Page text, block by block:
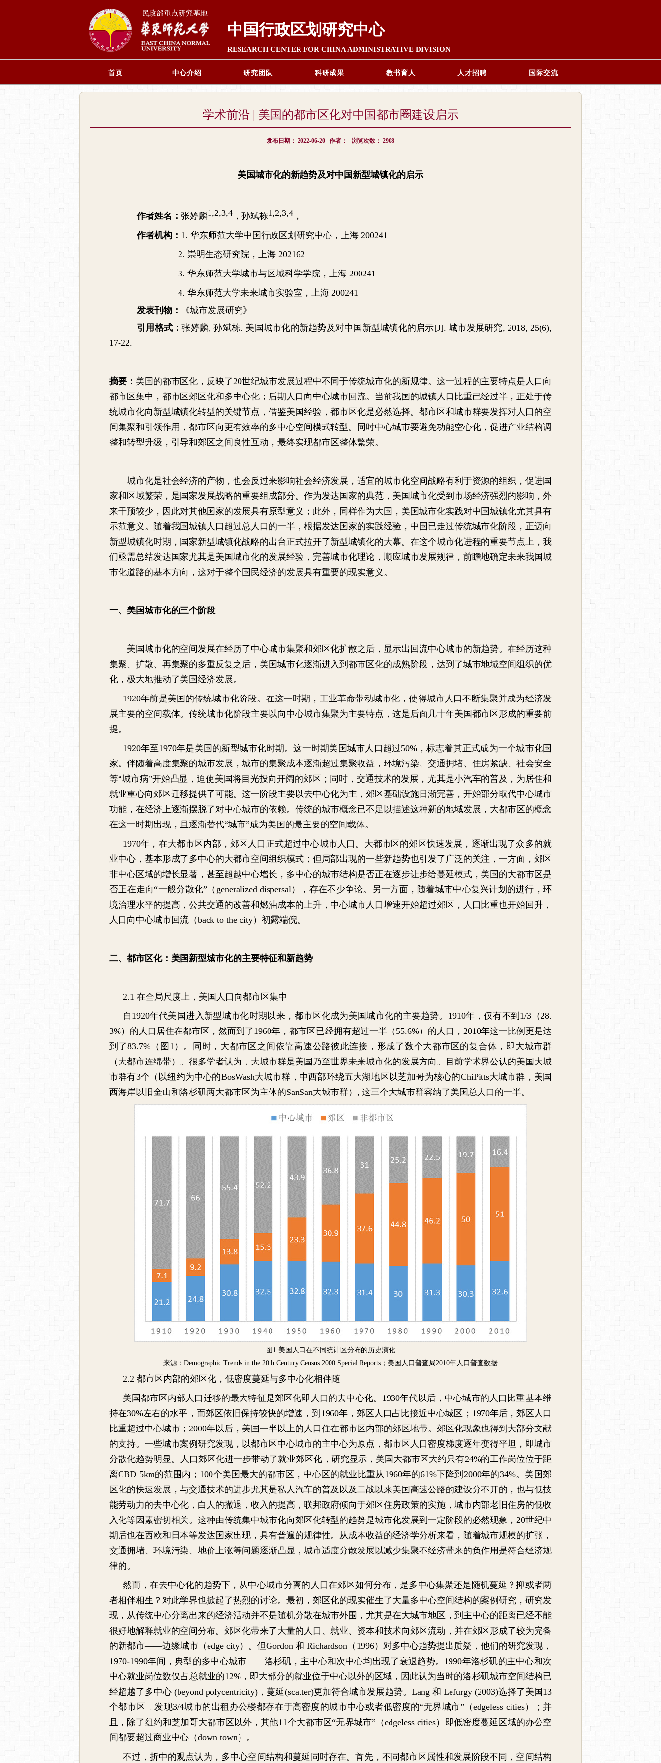
中国行政区划研究中心
RESEARCH CENTER FOR CHINA ADMINISTRATIVE DIVISION
首页 中心介绍 研究团队 科研成果 教书育人 人才招聘 国际交流
学术前沿 | 美国的都市区化对中国都市圈建设启示
发布日期： 2022-06-20 作者： 浏览次数： 2908
美国城市化的新趋势及对中国新型城镇化的启示
作者姓名： 张婷麟1,2,3,4 ， 孙斌栋1,2,3,4 ，
作者机构： 1. 华东师范大学中国行政区划研究中心，上海 200241
2. 崇明生态研究院，上海 202162
3. 华东师范大学城市与区域科学学院，上海 200241
4. 华东师范大学未来城市实验室，上海 200241
发表刊物：
《城市发展研究》
引用格式：张婷麟,孙斌栋. 美国城市化的新趋势及对中国新型城镇化的启示[J].城市发展研究, 2018, 25(6),
17-22.
摘要： 美国的都市区化，反映了20世纪城市发展过程中不同于传统城市化的新规律。这一过程的主要特点是人口向
都市区集中，都市区郊区化和多中心化；后期人口向中心城市回流。当前我国的城镇人口比重已经过半，正处于传
统城市化向新型城镇化转型的关键节点，借鉴美国经验，都市区化是必然选择。都市区和城市群要发挥对人口的空
间集聚和引领作用，都市区向更有效率的多中心空间模式转型。同时中心城市要避免功能空心化，促进产业结构调
整和转型升级，引导和郊区之间良性互动，最终实现都市区整体繁荣。
城市化是社会经济的产物，也会反过来影响社会经济发展，适宜的城市化空间战略有利于资源的组织，促进国
家和区域繁荣，是国家发展战略的重要组成部分。作为发达国家的典范，美国城市化受到市场经济强烈的影响，外
来干预较少，因此对其他国家的发展具有原型意义；此外，同样作为大国，美国城市化实践对中国城镇化尤其具有
示范意义。随着我国城镇人口超过总人口的一半，根据发达国家的实践经验，中国已走过传统城市化阶段，正迈向
新型城镇化时期，国家新型城镇化战略的出台正式拉开了新型城镇化的大幕。在这个城市化进程的重要节点上，我
们亟需总结发达国家尤其是美国城市化的发展经验，完善城市化理论，顺应城市发展规律，前瞻地确定未来我国城
市化道路的基本方向，这对于整个国民经济的发展具有重要的现实意义。
一、美国城市化的三个阶段
美国城市化的空间发展在经历了中心城市集聚和郊区化扩散之后，显示出回流中心城市的新趋势。在经历这种
集聚、扩散、再集聚的多重反复之后，美国城市化逐渐进入到都市区化的成熟阶段，达到了城市地域空间组织的优
化，极大地推动了美国经济发展。
1920年前是美国的传统城市化阶段。在这一时期，工业革命带动城市化，使得城市人口不断集聚并成为经济发
展主要的空间载体。传统城市化阶段主要以向中心城市集聚为主要特点，这是后面几十年美国都市区形成的重要前
提。
1920年至1970年是美国的新型城市化时期。这一时期美国城市人口超过50% ，标志着其正式成为一个城市化国
家。伴随着高度集聚的城市发展，城市的集聚成本逐渐超过集聚收益，环境污染、交通拥堵、住房紧缺、社会安全
等“城市病”开始凸显，迫使美国将目光投向开阔的郊区；同时，交通技术的发展，尤其是小汽车的普及，为居住和
就业重心向郊区迁移提供了可能。这一阶段主要以去中心化为主，郊区基础设施日渐完善，开始部分取代中心城市
功能，在经济上逐渐摆脱了对中心城市的依赖。传统的城市概念已不足以描述这种新的地域发展，大都市区的概念
在这一时期出现，且逐渐替代“城市”成为美国的最主要的空间载体。
1970年，在大都市区内部，郊区人口正式超过中心城市人口。大都市区的郊区快速发展，逐渐出现了众多的就
业中心，基本形成了多中心的大都市空间组织模式；但局部出现的一些新趋势也引发了广泛的关注，一方面，郊区
非中心区域的增长显著，甚至超越中心增长，多中心的城市结构是否正在逐步让步给蔓延模式，美国的大都市区是
否正在走向“一般分散化” （ generalized dispersal ），存在不少争论。另一方面，随着城市中心复兴计划的进行，环
境治理水平的提高，公共交通的改善和燃油成本的上升，中心城市人口增速开始超过郊区，人口比重也开始回升，
人口向中心城市回流（back to the city）初露端倪。
二、都市区化：美国新型城市化的主要特征和新趋势
2.1 在全局尺度上，美国人口向都市区集中
自 1920年代美国进入新型城市化时期以来，都市区化成为美国城市化的主要趋势。 1910年，仅有不到 1/3 （ 28.
3%）的人口居住在都市区，然而到了1960年，都市区已经拥有超过一半（ 55.6%）的人口， 2010年这一比例更是达
到了83.7% （图 1 ）。同时，大都市区之间依靠高速公路彼此连接，形成了数个大都市区的复合体，即大城市群
（大都市连绵带）。很多学者认为，大城市群是美国乃至世界未来城市化的发展方向。目前学术界公认的美国大城
市群有3个（以纽约为中心的BosWash大城市群，中西部环绕五大湖地区以芝加哥为核心的ChiPitts大城市群，美国
西海岸以旧金山和洛杉矶两大都市区为主体的SanSan大城市群） , 这三个大城市群容纳了美国总人口的一半。
图 1 美国人口在不同统计区分布的历史演化
来源： Demographic Trends in the 20th Century Census 2000 Special Reports ；美国人口普查局2010年人口普查数据
2.2 都市区内部的郊区化，低密度蔓延与多中心化相伴随
美国都市区内部人口迁移的最大特征是郊区化即人口的去中心化。 1930年代以后，中心城市的人口比重基本维
持在30%左右的水平，而郊区依旧保持较快的增速，到 1960年，郊区人口占比接近中心城区； 1970年后，郊区人口
比重超过中心城市； 2000年以后，美国一半以上的人口住在都市区内部的郊区地带。郊区化现象也得到大部分文献
的支持。一些城市案例研究发现，以都市区中心城市的主中心为原点，都市区人口密度梯度逐年变得平坦，即城市
分散化趋势明显。人口郊区化进一步带动了就业郊区化，研究显示，美国大都市区大约只有24%的工作岗位位于距
离CBD 5km的范围内； 100个美国最大的都市区，中心区的就业比重从 1960年的61%下降到 2000年的34%。美国郊
区化的快速发展，与交通技术的进步尤其是私人汽车的普及以及二战以来美国高速公路的建设分不开的，也与低技
能劳动力的去中心化，白人的撤退，收入的提高，联邦政府倾向于郊区住房政策的实施，城市内部老旧住房的低收
入化等因素密切相关。这种由传统集中城市化向郊区化转型的趋势是城市化发展到一定阶段的必然现象， 20世纪中
期后也在西欧和日本等发达国家出现，具有普遍的规律性。从成本收益的经济学分析来看，随着城市规模的扩张，
交通拥堵、环境污染、地价上涨等问题逐渐凸显，城市适度分散发展以减少集聚不经济带来的负作用是符合经济规
律的。
然而，在去中心化的趋势下，从中心城市分离的人口在郊区如何分布，是多中心集聚还是随机蔓延？抑或者两
者相伴相生？对此学界也掀起了热烈的讨论。最初，郊区化的现实催生了大量多中心空间结构的案例研究，研究发
现，从传统中心分离出来的经济活动并不是随机分散在城市外围，尤其是在大城市地区，到主中心的距离已经不能
很好地解释就业的空间分布。郊区化带来了大量的人口、就业、资本和技术向郊区流动，并在郊区形成了较为完备
的新都市——边缘城市（edge city）。但Gordon和 Richardson （ 1996）对多中心趋势提出质疑，他们的研究发现，
1970-1990年间，典型的多中心城市——洛杉矶，主中心和次中心均出现了衰退趋势。 1990年洛杉矶的主中心和次
中心就业岗位数仅占总就业的12%，即大部分的就业位于中心以外的区域，因此认为当时的洛杉矶城市空间结构已
经超越了多中心(beyond polycentricity) ，蔓延(scatter)更加符合城市发展趋势。 Lang和 Lefurgy (2003)选择了美国 13
个都市区，发现3/4城市的出租办公楼都存在于高密度的城市中心或者低密度的“无界城市” （edgeless cities）；并
且，除了纽约和芝加哥大都市区以外，其他11 个大都市区“无界城市” （edgeless cities）即低密度蔓延区域的办公空
间都要超过商业中心（down town ）。
不过，折中的观点认为，多中心空间结构和蔓延同时存在。首先，不同都市区属性和发展阶段不同，空间结构